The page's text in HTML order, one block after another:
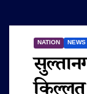
NATION NEWS